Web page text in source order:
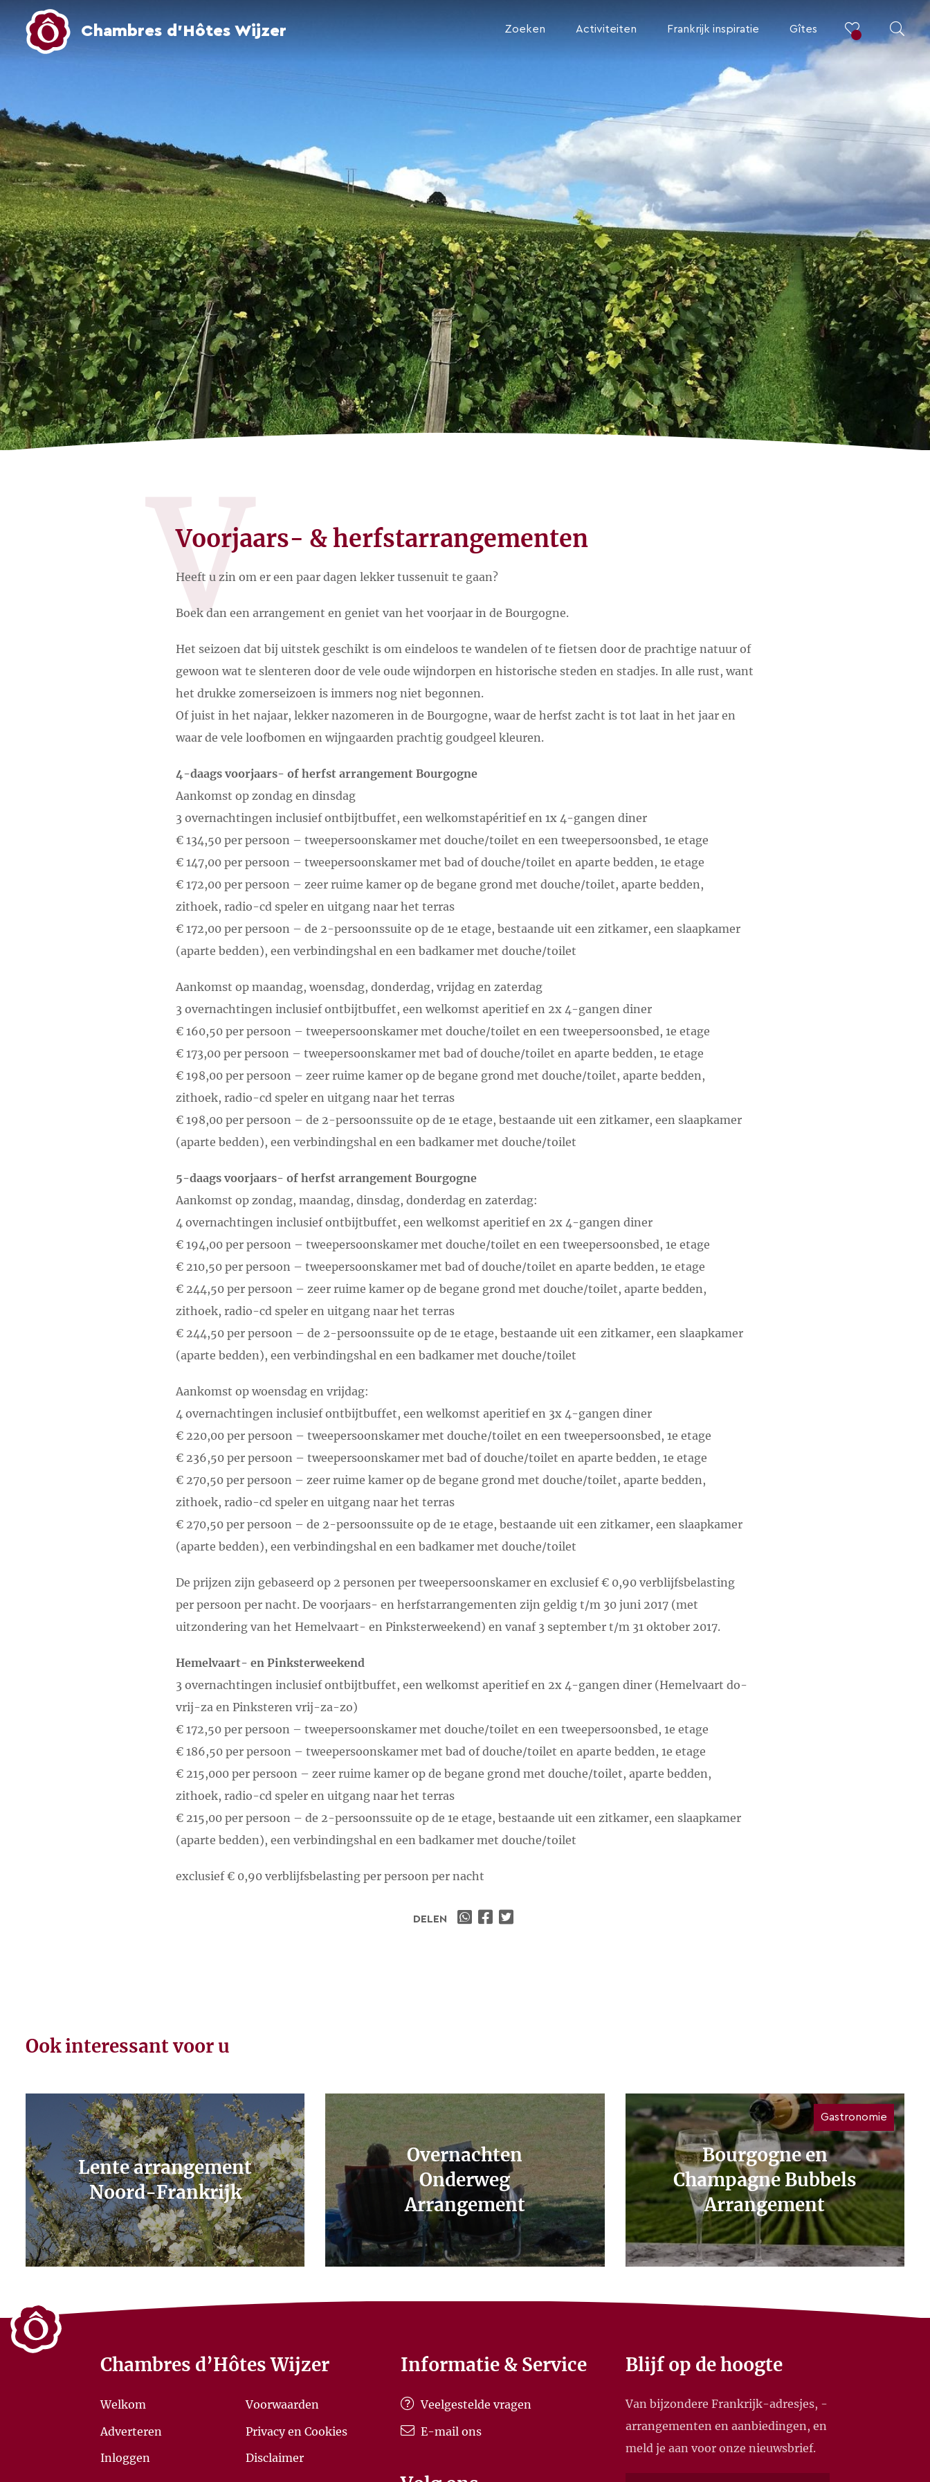
Chambres d’Hôtes Wijzer Zoeken Activiteiten Frankrijk inspiratie Gîtes
V
Voorjaars- & herfstarrangementen
Heeft u zin om er een paar dagen lekker tussenuit te gaan?
Boek dan een arrangement en geniet van het voorjaar in de Bourgogne.
Het seizoen dat bij uitstek geschikt is om eindeloos te wandelen of te fietsen door de prachtige natuur of
gewoon wat te slenteren door de vele oude wijndorpen en historische steden en stadjes. In alle rust, want
het drukke zomerseizoen is immers nog niet begonnen.
Of juist in het najaar, lekker nazomeren in de Bourgogne, waar de herfst zacht is tot laat in het jaar en
waar de vele loofbomen en wijngaarden prachtig goudgeel kleuren.
4-daags voorjaars- of herfst arrangement Bourgogne
Aankomst op zondag en dinsdag
3 overnachtingen inclusief ontbijtbuffet, een welkomstapéritief en 1x 4-gangen diner
€ 134,50 per persoon – tweepersoonskamer met douche/toilet en een tweepersoonsbed, 1e etage
€ 147,00 per persoon – tweepersoonskamer met bad of douche/toilet en aparte bedden, 1e etage
€ 172,00 per persoon – zeer ruime kamer op de begane grond met douche/toilet, aparte bedden,
zithoek, radio-cd speler en uitgang naar het terras
€ 172,00 per persoon – de 2-persoonssuite op de 1e etage, bestaande uit een zitkamer, een slaapkamer
(aparte bedden), een verbindingshal en een badkamer met douche/toilet
Aankomst op maandag, woensdag, donderdag, vrijdag en zaterdag
3 overnachtingen inclusief ontbijtbuffet, een welkomst aperitief en 2x 4-gangen diner
€ 160,50 per persoon – tweepersoonskamer met douche/toilet en een tweepersoonsbed, 1e etage
€ 173,00 per persoon – tweepersoonskamer met bad of douche/toilet en aparte bedden, 1e etage
€ 198,00 per persoon – zeer ruime kamer op de begane grond met douche/toilet, aparte bedden,
zithoek, radio-cd speler en uitgang naar het terras
€ 198,00 per persoon – de 2-persoonssuite op de 1e etage, bestaande uit een zitkamer, een slaapkamer
(aparte bedden), een verbindingshal en een badkamer met douche/toilet
5-daags voorjaars- of herfst arrangement Bourgogne
Aankomst op zondag, maandag, dinsdag, donderdag en zaterdag:
4 overnachtingen inclusief ontbijtbuffet, een welkomst aperitief en 2x 4-gangen diner
€ 194,00 per persoon – tweepersoonskamer met douche/toilet en een tweepersoonsbed, 1e etage
€ 210,50 per persoon – tweepersoonskamer met bad of douche/toilet en aparte bedden, 1e etage
€ 244,50 per persoon – zeer ruime kamer op de begane grond met douche/toilet, aparte bedden,
zithoek, radio-cd speler en uitgang naar het terras
€ 244,50 per persoon – de 2-persoonssuite op de 1e etage, bestaande uit een zitkamer, een slaapkamer
(aparte bedden), een verbindingshal en een badkamer met douche/toilet
Aankomst op woensdag en vrijdag:
4 overnachtingen inclusief ontbijtbuffet, een welkomst aperitief en 3x 4-gangen diner
€ 220,00 per persoon – tweepersoonskamer met douche/toilet en een tweepersoonsbed, 1e etage
€ 236,50 per persoon – tweepersoonskamer met bad of douche/toilet en aparte bedden, 1e etage
€ 270,50 per persoon – zeer ruime kamer op de begane grond met douche/toilet, aparte bedden,
zithoek, radio-cd speler en uitgang naar het terras
€ 270,50 per persoon – de 2-persoonssuite op de 1e etage, bestaande uit een zitkamer, een slaapkamer
(aparte bedden), een verbindingshal en een badkamer met douche/toilet
De prijzen zijn gebaseerd op 2 personen per tweepersoonskamer en exclusief € 0,90 verblijfsbelasting
per persoon per nacht. De voorjaars- en herfstarrangementen zijn geldig t/m 30 juni 2017 (met
uitzondering van het Hemelvaart- en Pinksterweekend) en vanaf 3 september t/m 31 oktober 2017.
Hemelvaart- en Pinksterweekend
3 overnachtingen inclusief ontbijtbuffet, een welkomst aperitief en 2x 4-gangen diner (Hemelvaart do-
vrij-za en Pinksteren vrij-za-zo)
€ 172,50 per persoon – tweepersoonskamer met douche/toilet en een tweepersoonsbed, 1e etage
€ 186,50 per persoon – tweepersoonskamer met bad of douche/toilet en aparte bedden, 1e etage
€ 215,000 per persoon – zeer ruime kamer op de begane grond met douche/toilet, aparte bedden,
zithoek, radio-cd speler en uitgang naar het terras
€ 215,00 per persoon – de 2-persoonssuite op de 1e etage, bestaande uit een zitkamer, een slaapkamer
(aparte bedden), een verbindingshal en een badkamer met douche/toilet
exclusief € 0,90 verblijfsbelasting per persoon per nacht
DELEN
Ook interessant voor u
Lente arrangement
Noord-Frankrijk
Overnachten
Onderweg
Arrangement
Gastronomie
Bourgogne en
Champagne Bubbels
Arrangement
Chambres d’Hôtes Wijzer
Welkom
Adverteren
Inloggen
Voorwaarden
Privacy en Cookies
Disclaimer
Informatie & Service
Veelgestelde vragen
E-mail ons
Blijf op de hoogte
Van bijzondere Frankrijk-adresjes, -
arrangementen en aanbiedingen, en
meld je aan voor onze nieuwsbrief.